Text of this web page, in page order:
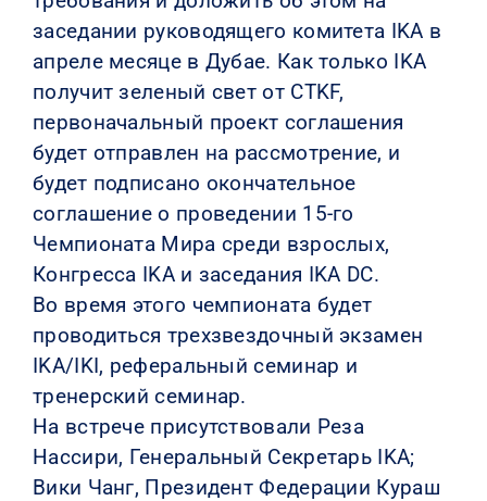
заседании руководящего комитета IKA в
апреле месяце в Дубае. Как только IKA
получит зеленый свет от CTKF,
первоначальный проект соглашения
будет отправлен на рассмотрение, и
будет подписано окончательное
соглашение о проведении 15-го
Чемпионата Мира среди взрослых,
Конгресса IKA и заседания IKA DC.
Во время этого чемпионата будет
проводиться трехзвездочный экзамен
IKA/IKI, реферальный семинар и
тренерский семинар.
На встрече присутствовали Реза
Нассири, Генеральный Секретарь IKA;
Вики Чанг, Президент Федерации Кураш